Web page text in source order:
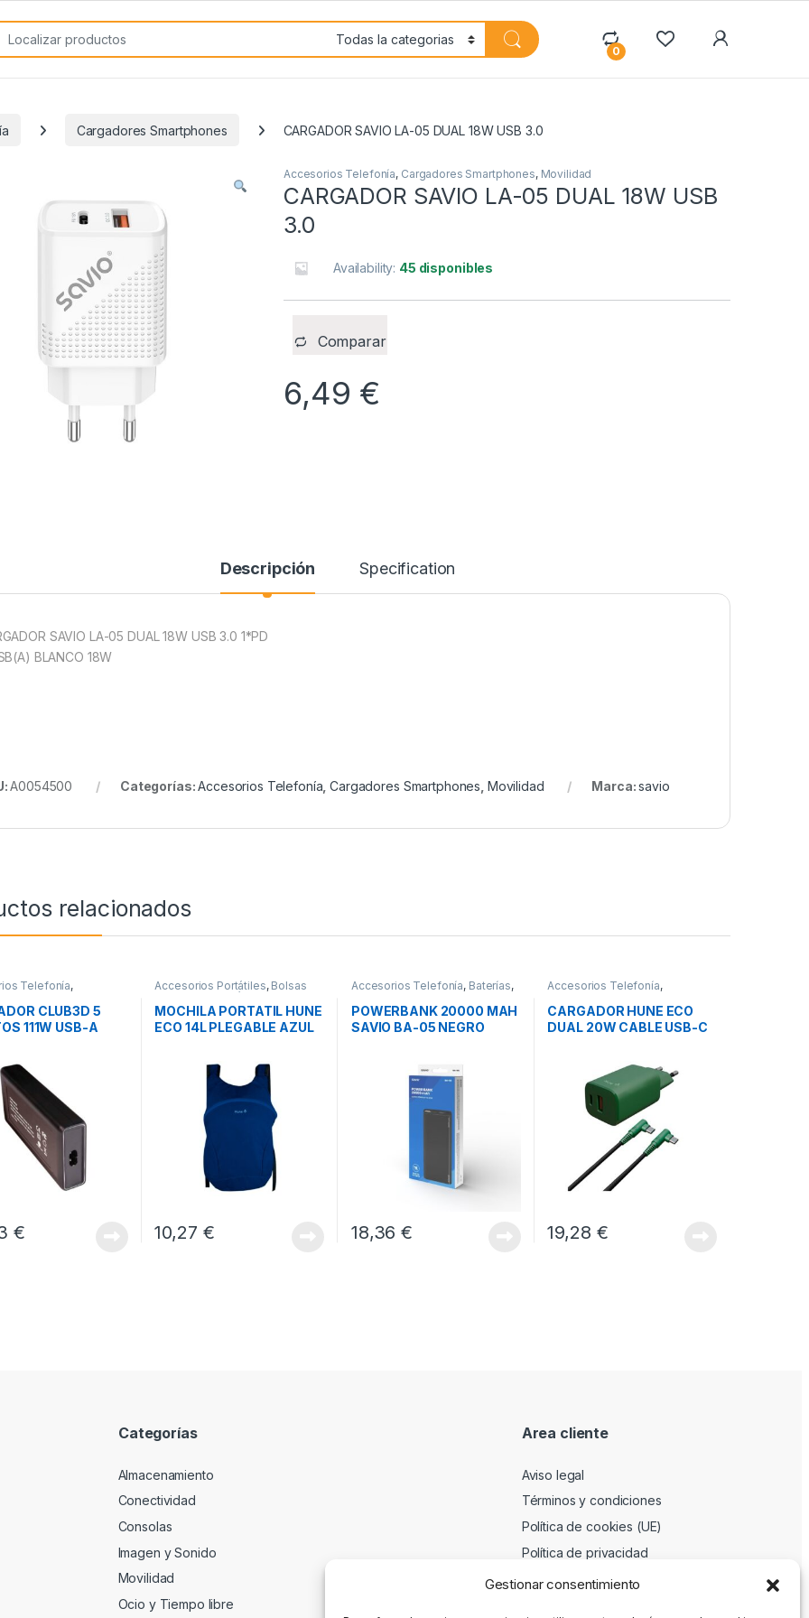
Gestionar consentimiento
for:
0
Cargadores Smartphones CARGADOR SAVIO LA-05 DUAL 18W USB 3.0
Accesorios Telefonía, Cargadores Smartphones, Movilidad
CARGADOR SAVIO LA-05 DUAL 18W USB
3.0
Availability: 45 disponibles
Comparar
6,49 €
Descripción Specification
SAVIO LA-05 DUAL 18W USB 3.0 1*PD
BLANCO 18W
A0054500 Categorías:Accesorios Telefonía ,Cargadores Smartphones Movilidad Marca:savio
relacionados
Telefonía,
CLUB3D 5
111W USB-A
€
Accesorios Portátiles, Bolsas
Transporte Portátiles
MOCHILA PORTATIL HUNE
ECO 14L PLEGABLE AZUL
10,27 €
Accesorios Telefonía, Baterías,
POWERBANK 20000 MAH
SAVIO BA-05 NEGRO
18,36€
Accesorios Telefonía,
Movilidad
CARGADOR HUNE ECO
DUAL 20W CABLE USB-C
19,28 €
Categorías
Almacenamiento
Conectividad
Consolas
Imagen y Sonido
Movilidad
Ocio y Tiempo libre
Area cliente
Aviso legal
Términos y condiciones
Política de cookies (UE)
Política de privacidad